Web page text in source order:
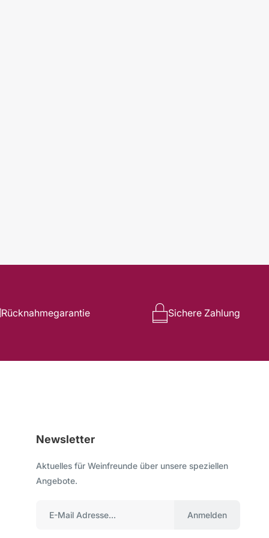
Rücknahmegarantie Sichere Zahlung
Newsletter
Aktuelles für Weinfreunde über unsere speziellen
Angebote.
Anmelden